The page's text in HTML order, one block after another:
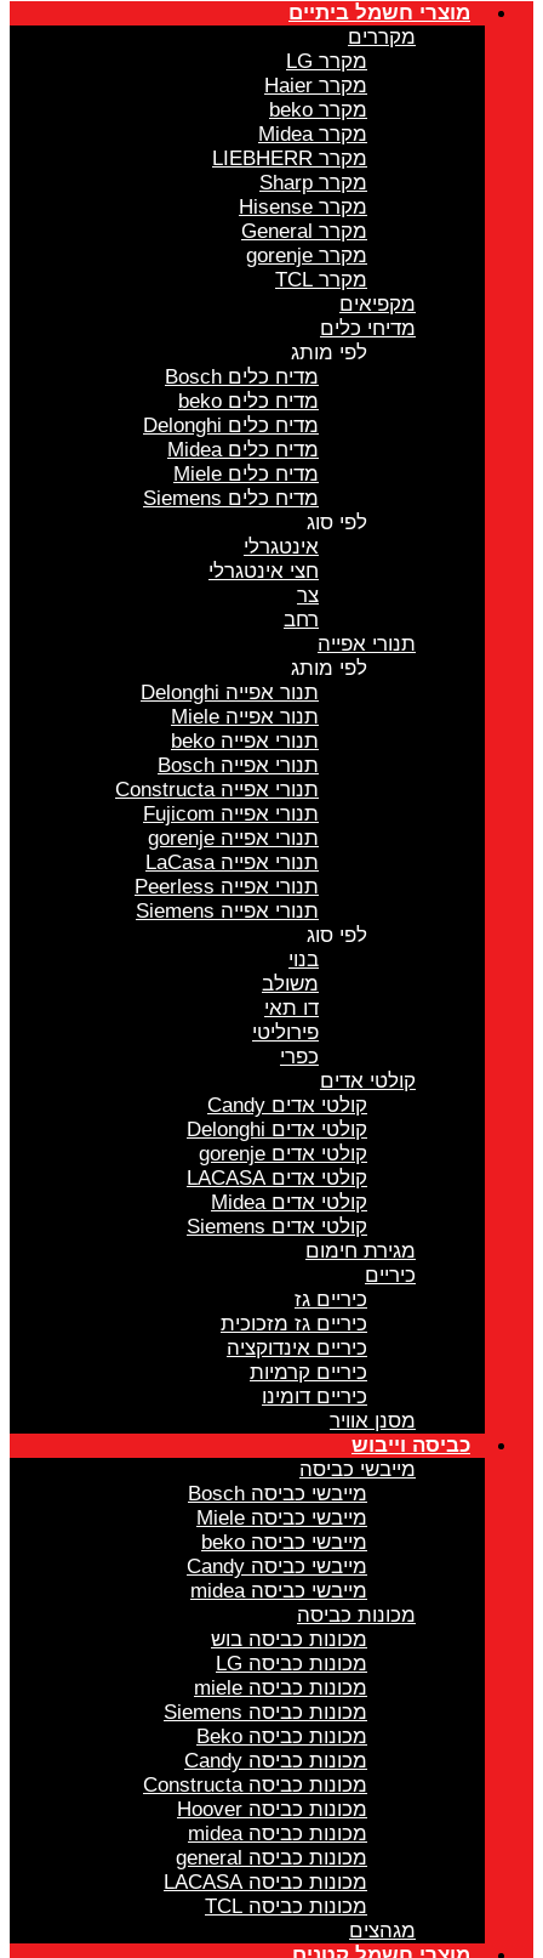
מוצרי חשמל ביתיים
מקררים
מקרר LG
מקרר Haier
מקרר beko
מקרר Midea
מקרר LIEBHERR
מקרר Sharp
מקרר Hisense
מקרר General
מקרר gorenje
מקרר TCL
מקפיאים
מדיחי כלים
לפי מותג
מדיח כלים Bosch
מדיח כלים beko
מדיח כלים Delonghi
מדיח כלים Midea
מדיח כלים Miele
מדיח כלים Siemens
לפי סוג
אינטגרלי
חצי אינטגרלי
צר
רחב
תנורי אפייה
לפי מותג
תנור אפייה Delonghi
תנור אפייה Miele
תנורי אפייה beko
תנורי אפייה Bosch
תנורי אפייה Constructa
תנורי אפייה Fujicom
תנורי אפייה gorenje
תנורי אפייה LaCasa
תנורי אפייה Peerless
תנורי אפייה Siemens
לפי סוג
בנוי
משולב
דו תאי
פירוליטי
כפרי
קולטי אדים
קולטי אדים Candy
קולטי אדים Delonghi
קולטי אדים gorenje
קולטי אדים LACASA
קולטי אדים Midea
קולטי אדים Siemens
מגירת חימום
כיריים
כיריים גז
כיריים גז מזכוכית
כיריים אינדוקציה
כיריים קרמיות
כיריים דומינו
מסנן אוויר
כביסה וייבוש
מייבשי כביסה
מייבשי כביסה Bosch
מייבשי כביסה Miele
מייבשי כביסה beko
מייבשי כביסה Candy
מייבשי כביסה midea
מכונות כביסה
מכונות כביסה בוש
מכונות כביסה LG
מכונות כביסה miele
מכונות כביסה Siemens
מכונות כביסה Beko
מכונות כביסה Candy
מכונות כביסה Constructa
מכונות כביסה Hoover
מכונות כביסה midea
מכונות כביסה general
מכונות כביסה LACASA
מכונות כביסה TCL
מגהצים